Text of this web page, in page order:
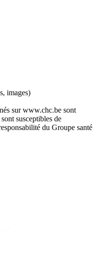
images)
sur www.chc.be sont
susceptibles de
du Groupe santé